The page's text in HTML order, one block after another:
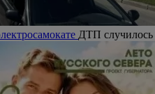
ДТП случилось